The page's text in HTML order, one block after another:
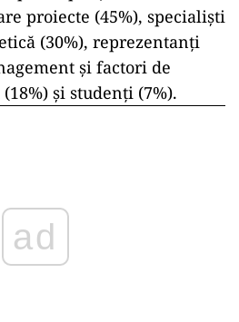
proiecte (45%), specialiști
(30%), reprezentanți
și factori de
și studenți (7%).
ad